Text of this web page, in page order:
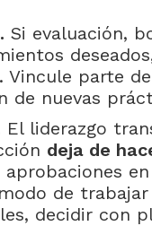
Si evaluación,
Vincule parte
de nuevas
El liderazgo
deja de
de
decidir con